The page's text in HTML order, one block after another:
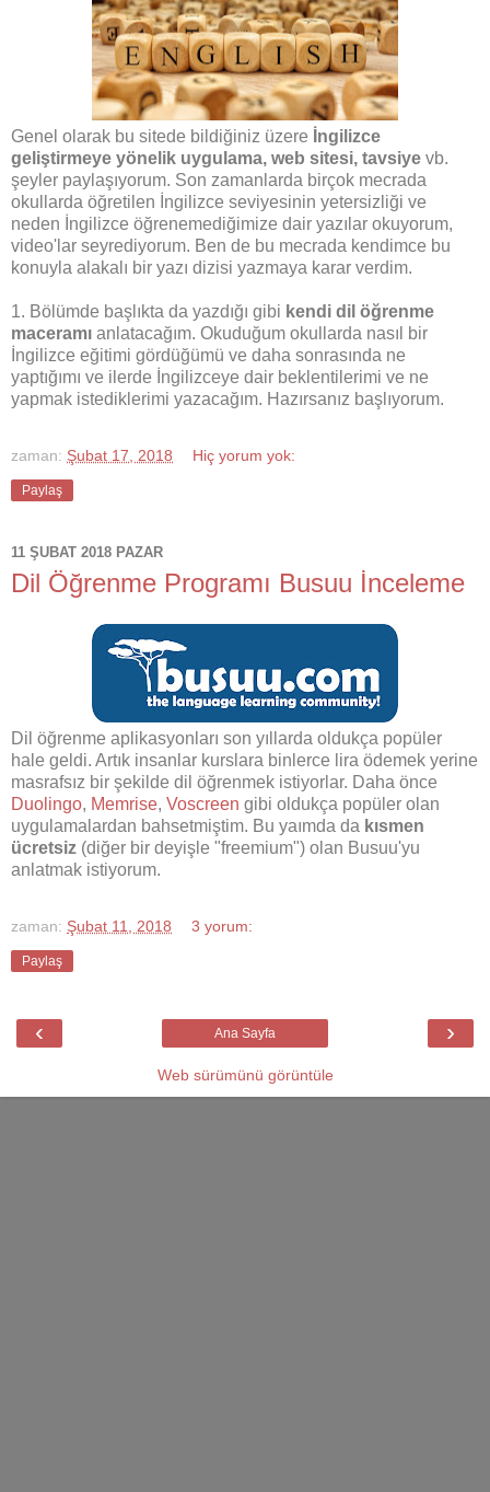
Genel olarak bu sitede bildiğiniz üzere İngilizce
geliştirmeye yönelik uygulama, web sitesi, tavsiye vb.
şeyler paylaşıyorum. Son zamanlarda birçok mecrada
okullarda öğretilen İngilizce seviyesinin yetersizliği ve
neden İngilizce öğrenemediğimize dair yazılar okuyorum,
video'lar seyrediyorum. Ben de bu mecrada kendimce bu
konuyla alakalı bir yazı dizisi yazmaya karar verdim.
1. Bölümde başlıkta da yazdığı gibi kendi dil öğrenme
maceramı anlatacağım. Okuduğum okullarda nasıl bir
İngilizce eğitimi gördüğümü ve daha sonrasında ne
yaptığımı ve ilerde İngilizceye dair beklentilerimi ve ne
yapmak istediklerimi yazacağım. Hazırsanız başlıyorum.
zaman: Şubat 17, 2018 Hiç yorum yok:
Paylaş
11 ŞUBAT 2018 PAZAR
Dil Öğrenme Programı Busuu İnceleme
Dil öğrenme aplikasyonları son yıllarda oldukça popüler
hale geldi. Artık insanlar kurslara binlerce lira ödemek yerine
masrafsız bir şekilde dil öğrenmek istiyorlar. Daha önce
Duolingo, Memrise, Voscreen gibi oldukça popüler olan
uygulamalardan bahsetmiştim. Bu yaımda da kısmen
ücretsiz (diğer bir deyişle "freemium") olan Busuu'yu
anlatmak istiyorum.
zaman: Şubat 11, 2018 3 yorum:
Paylaş
‹ ›
Ana Sayfa
Web sürümünü görüntüle